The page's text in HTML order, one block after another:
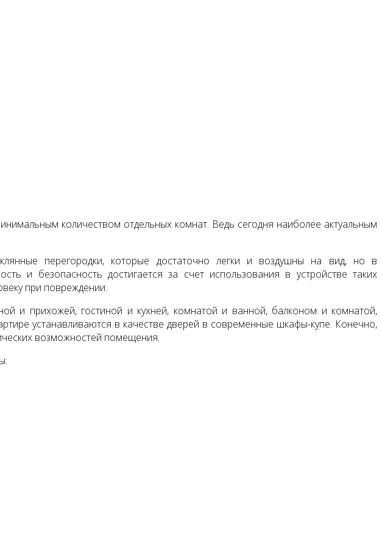
количеством отдельных комнат. Ведь сегодня наиболее актуальным
перегородки, которые достаточно легки и воздушны на вид, но в
и безопасность достигается за счет использования в устройстве таких
при повреждении.
и прихожей, гостиной и кухней, комнатой и ванной, балконом и комнатой,
устанавливаются в качестве дверей в современные шкафы-купе. Конечно,
возможностей помещения.